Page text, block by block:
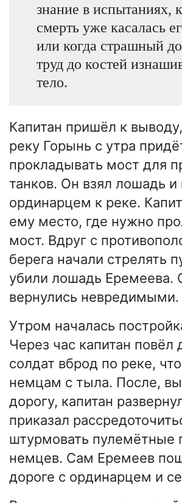
знание в испытаниях,
смерть уже касалась
или когда страшный
труд до костей
тело.
Капитан пришёл к
реку Горынь с утра
прокладывать мост для
танков. Он взял лошадь и
ординарцем к реке.
ему место, где нужно
мост. Вдруг с
берега начали стрелять
убили лошадь Еремеева.
вернулись невредимыми.
Утром началась
Через час капитан повёл
солдат вброд по реке,
немцам с тыла. После,
дорогу, капитан
приказал
штурмовать пулемётные
немцев. Сам Еремеев
дороге с ординарцем и